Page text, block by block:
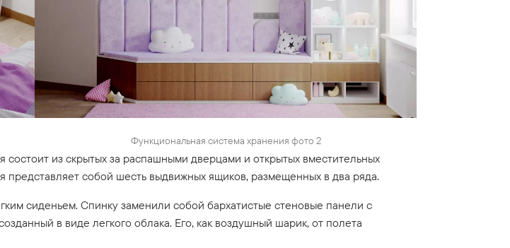
Функциональная система хранения фото 2
из скрытых за распашными дверцами и открытых вместительных
собой шесть выдвижных ящиков, размещенных в два ряда.
сиденьем. Спинку заменили собой бархатистые стеновые панели с
в виде легкого облака. Его, как воздушный шарик, от полета